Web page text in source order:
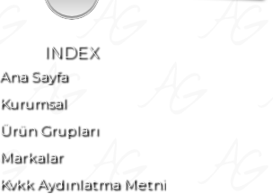
INDEX
Ana Sayfa
Kurumsal
Ürün Grupları
Markalar
Kvkk Aydınlatma Metni